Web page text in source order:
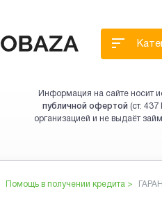
Информация на сайте носит
публичной офертой (ст.
организацией и не выдаёт
Помощь в получении кредита >